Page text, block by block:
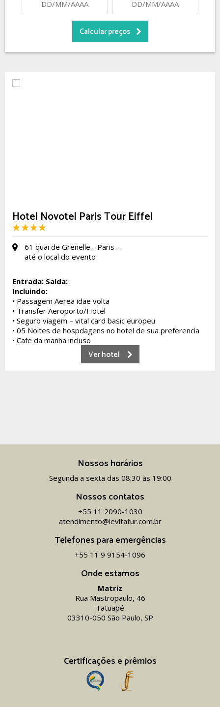
Hotel Novotel Paris Tour Eiffel
61 quai de Grenelle - Paris -
até o local do evento
Entrada: Saída:
Incluindo:
• Passagem Aerea idae volta
• Transfer Aeroporto/Hotel
• Seguro viagem – vital card basic europeu
• 05 Noites de hospdagens no hotel de sua preferencia
• Cafe da manha incluso
Ver hotel
Onde estamos
Matriz
Rua Mastropaulo, 46
Tatuapé
03310-050 São Paulo, SP
Certificações e prêmios
Nossos horários
Segunda a sexta das 08:30 às 19:00
Nossos contatos
+55 11 2090-1030
atendimento@levitatur.com.br
Telefones para emergências
+55 11 9 9154-1096‬